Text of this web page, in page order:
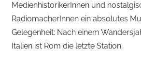
MedienhistorikerInnen und
RadiomacherInnen ein absolutes
Gelegenheit: Nach einem
Italien ist Rom die letzte Station.